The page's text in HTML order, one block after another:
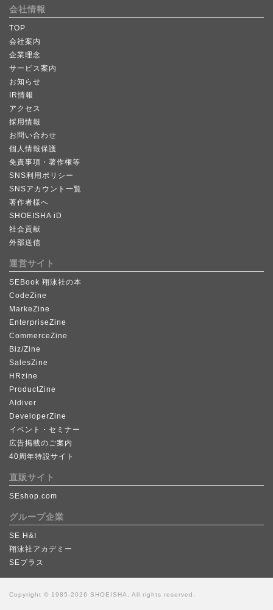
会社情報
TOP
会社案内
企業理念
サービス案内
お知らせ
IR情報
アクセス
採用情報
お問い合わせ
個人情報保護
免責事項・著作権等
SNS利用ポリシー
SNSアカウント一覧
著作者様へ
SHOEISHA iD
社会貢献
外部送信
運営サイト
SEBook 翔泳社の本
CodeZine
MarkeZine
EnterpriseZine
CommerceZine
Biz/Zine
SalesZine
HRzine
ProductZine
AIdiver
DeveloperZine
イベント・セミナー
広告掲載のご案内
40周年特設サイト
直販サイト
SEshop.com
グループ企業
SE H&I
翔泳社アカデミー
SEプラス
Copyright © 1985-2026 SHOEISHA, All rights reserved.